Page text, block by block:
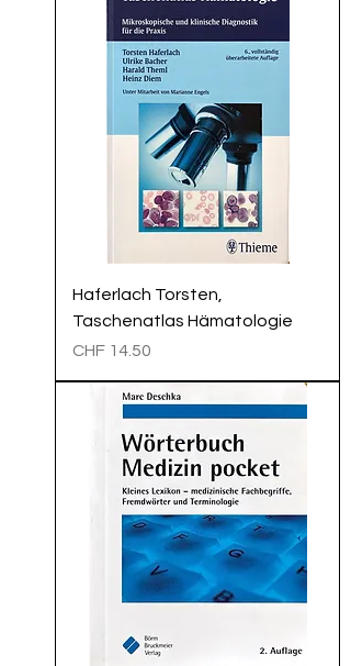
Haferlach Torsten,
Taschenatlas Hämatologie
Preis
CHF 14.50